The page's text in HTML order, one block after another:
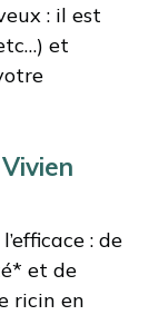
: il est
et
: de
et de
ricin en